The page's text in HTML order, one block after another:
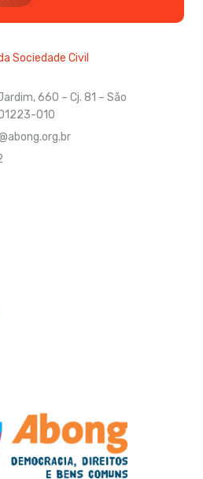
660 – Cj. 81 – São
010